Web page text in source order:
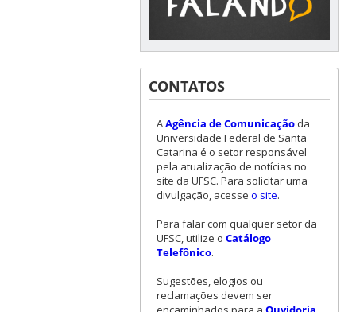
CONTATOS
AAgência de Comunicaçãoda
Universidade Federal de Santa
Catarina é o setor responsável
pela atualização de notícias no
site da UFSC. Para solicitar uma
divulgação, acesse o site.
Para falar com qualquer setor da
UFSC, utilize o Catálogo
Telefônico.
Sugestões, elogios ou
reclamações devem ser